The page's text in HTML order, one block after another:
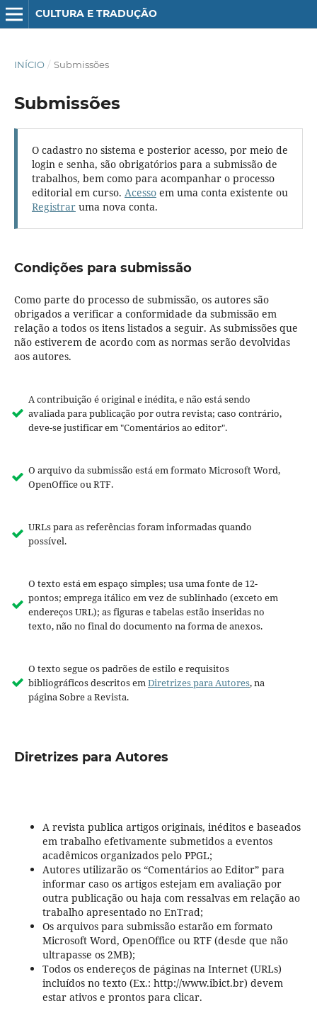
CULTURA E TRADUÇÃO
INÍCIO / Submissões
Submissões
O cadastro no sistema e posterior acesso, por meio de
login e senha, são obrigatórios para a submissão de
trabalhos, bem como para acompanhar o processo
editorial em curso. Acessoem uma conta existente ou
Registraruma nova conta.
Condições para submissão
Como parte do processo de submissão, os autores são
obrigados a verificar a conformidade da submissão em
relação a todos os itens listados a seguir. As submissões que
não estiverem de acordo com as normas serão devolvidas
aos autores.
A contribuição é original e inédita, e não está sendo
avaliada para publicação por outra revista; caso contrário,
deve-se justificar em "Comentários ao editor".
O arquivo da submissão está em formato Microsoft Word,
OpenOffice ou RTF.
URLs para as referências foram informadas quando
possível.
O texto está em espaço simples; usa uma fonte de 12-
pontos; emprega itálico em vez de sublinhado (exceto em
endereços URL); as figuras e tabelas estão inseridas no
texto, não no final do documento na forma de anexos.
O texto segue os padrões de estilo e requisitos
bibliográficos descritos emDiretrizes para Autores, na
página Sobre a Revista.
Diretrizes para Autores
A revista publica artigos originais, inéditos e baseados
em trabalho efetivamente submetidos a eventos
acadêmicos organizados pelo PPGL;
Autores utilizarão os “Comentários ao Editor” para
informar caso os artigos estejam em avaliação por
outra publicação ou haja com ressalvas em relação ao
trabalho apresentado no EnTrad;
Os arquivos para submissão estarão em formato
Microsoft Word, OpenOffice ou RTF (desde que não
ultrapasse os 2MB);
Todos os endereços de páginas na Internet (URLs)
incluídos no texto (Ex.: http://www.ibict.br) devem
estar ativos e prontos para clicar.